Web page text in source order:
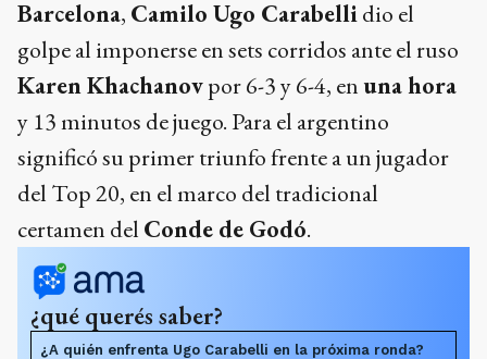
Barcelona, Camilo Ugo Carabellidio el
golpe al imponerse en sets corridos ante el ruso
Karen Khachanovpor 6-3 y 6-4, enuna hora
y 13 minutos de juego. Para el argentino
significó su primer triunfo frente a un jugador
del Top 20, en el marco del tradicional
certamen del Conde de Godó.
¿qué querés saber?
¿A quién enfrenta Ugo Carabelli en la próxima ronda?